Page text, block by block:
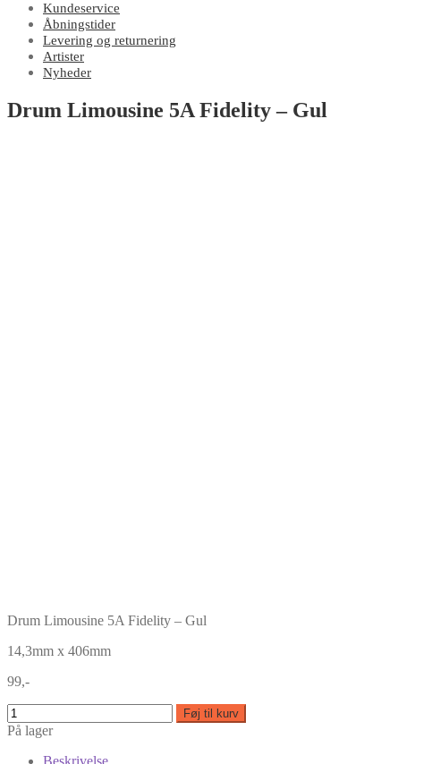
Kundeservice
Åbningstider
Levering og returnering
Artister
Nyheder
Drum Limousine 5A Fidelity – Gul
Drum Limousine 5A Fidelity – Gul
14,3mm x 406mm
99,-
Føj til kurv
På lager
Beskrivelse